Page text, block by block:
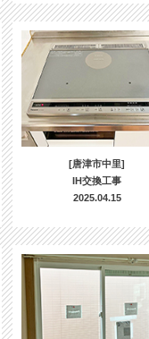
[唐津市中里]
IH交換工事
2025.04.15